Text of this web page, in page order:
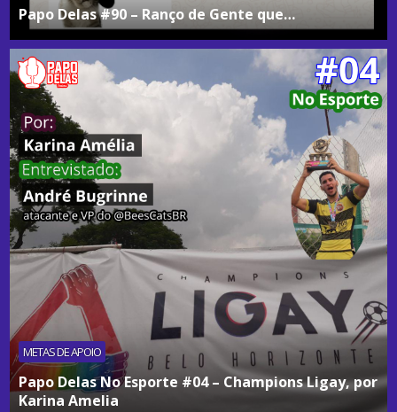
Papo Delas #90 – Ranço de Gente que…
METAS DE APOIO
Papo Delas No Esporte #04 – Champions Ligay, por
Karina Amelia